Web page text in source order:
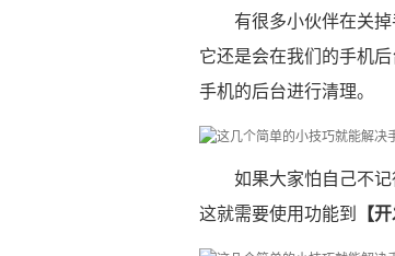
有很多小伙伴在关
它还是会在我们的手机
手机的后台进行清理。
如果大家怕自己不
这就需要使用功能到
【